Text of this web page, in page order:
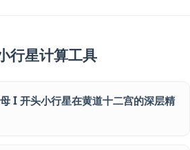
行星计算工具
I 开头小行星在黄道十二宫的深层精